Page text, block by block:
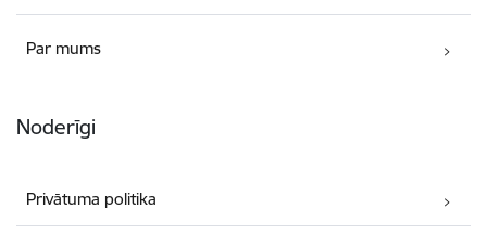
Par mums
Noderīgi
Privātuma politika